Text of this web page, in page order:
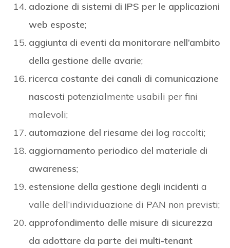
adozione di sistemi di IPS per le applicazioni
web esposte;
aggiunta di eventi da monitorare nell’ambito
della gestione delle avarie;
ricerca costante dei canali di comunicazione
nascosti potenzialmente usabili per fini
malevoli;
automazione del riesame dei log raccolti;
aggiornamento periodico del materiale di
awareness;
estensione della gestione degli incidenti a
valle dell’individuazione di PAN non previsti;
approfondimento delle misure di sicurezza
da adottare da parte dei multi-tenant